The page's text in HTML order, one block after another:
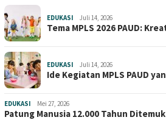
EDUKASI Juli 14, 2026
Tema MPLS 2026 PAUD:
EDUKASI Juli 14, 2026
Ide Kegiatan MPLS PAUD
EDUKASI Mei 27, 2026
Patung Manusia 12.000 Tahun